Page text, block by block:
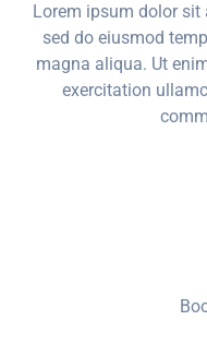
Lorem ipsum dolor
sed do eiusmod
magna aliqua. Ut
exercitation